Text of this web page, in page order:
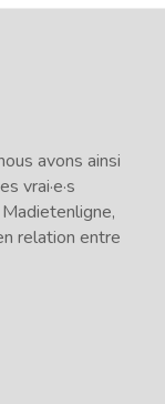
avons ainsi
vrai·e·s
relation entre